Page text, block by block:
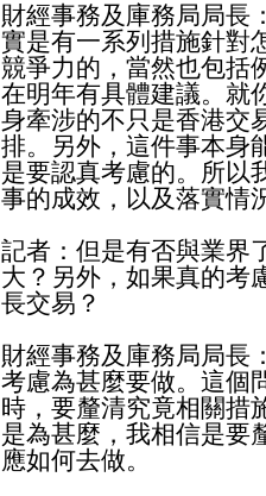
財經事務及庫務局局長
實是有一系列措施針對
競爭力的，當然也包括
在明年有具體建議。就
身牽涉的不只是香港交
排。另外，這件事本身
是要認真考慮的。所以
事的成效，以及落實情
記者：但是有否與業界
大？另外，如果真的考
長交易？
財經事務及庫務局局長
考慮為甚麼要做。這個
時，要釐清究竟相關措
是為甚麼，我相信是要
應如何去做。